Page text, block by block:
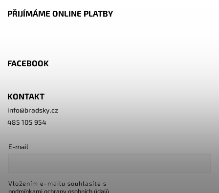
PŘIJÍMÁME ONLINE PLATBY
FACEBOOK
KONTAKT
info@bradsky.cz
485 105 954
E-mail
Vložením e-mailu souhlasíte s
podmínkami ochrany osobních údajů